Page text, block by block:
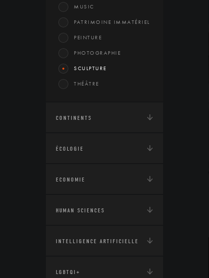
MUSIC
PATRIMOINE IMMATÉRIEL
PEINTURE
PHOTOGRAPHIE
SCULPTURE
THÉÂTRE
CONTINENTS
ÉCOLOGIE
ECONOMIE
HUMAN SCIENCES
INTELLIGENCE ARTIFICIELLE
LGBTQI+